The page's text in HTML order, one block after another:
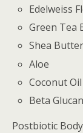
Edelweiss
Green Tea
Shea Butter
Aloe
Coconut Oil
Beta Glucan
Postbiotic